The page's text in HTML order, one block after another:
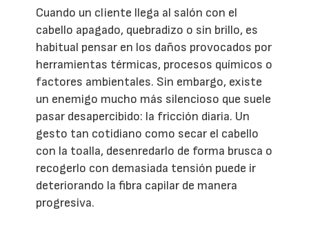
Cuando un cliente llega al salón con el
cabello apagado, quebradizo o sin brillo, es
habitual pensar en los daños provocados por
herramientas térmicas, procesos químicos o
factores ambientales. Sin embargo, existe
un enemigo mucho más silencioso que suele
pasar desapercibido: la fricción diaria. Un
gesto tan cotidiano como secar el cabello
con la toalla, desenredarlo de forma brusca o
recogerlo con demasiada tensión puede ir
deteriorando la fibra capilar de manera
progresiva.